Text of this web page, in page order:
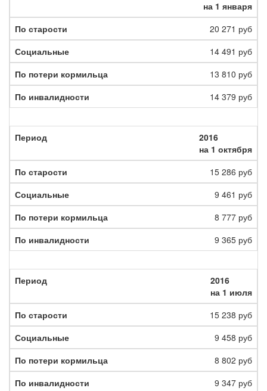
на 1 января
20 271 руб
14 491 руб
13 810 руб
14 379 руб
2016
на 1 октября
15 286 руб
9 461 руб
8 777 руб
9 365 руб
2016
на 1 июля
15 238 руб
9 458 руб
8 802 руб
9 347 руб